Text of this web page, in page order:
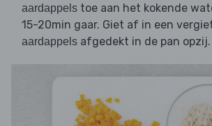
aardappels toe aan het kokende
15-20min gaar. Giet af in een
aardappels afgedekt in de pan opzij.